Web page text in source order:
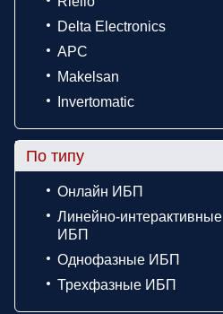
Delta Electronics
APC
Makelsan
Invertomatic
По типу
Онлайн ИБП
Линейно-интерактивные
ИБП
Однофазные ИБП
Трехфазные ИБП